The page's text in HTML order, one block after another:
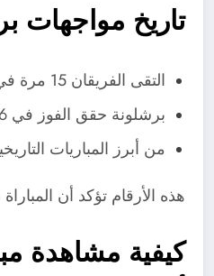
تاريخ مواجهات
التقى الفريقان 15 مرة في دوري أبطال أوروبا.
برشلونة حقق الفوز في 6 مباريات، مقابل 5 انتصارات لباريس، والتعادل حضر في 4 مواجهات.
من أبرز المباريات التاريخية: عودة
هذه الأرقام تؤكد أن
كيفية مشاهدة